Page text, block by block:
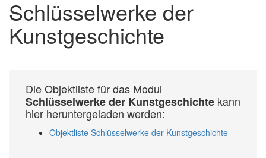
Schlüsselwerke der
Kunstgeschichte
Die Objektliste für das Modul
Schlüsselwerke der Kunstgeschichte kann
hier heruntergeladen werden:
Objektliste Schlüsselwerke der Kunstgeschichte